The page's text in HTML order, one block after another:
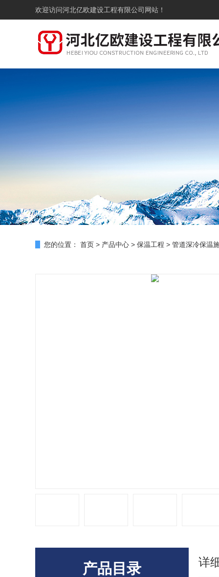
欢迎访问河北亿欧建设工程有限公司网站！
您的位置： 首页 > 产品中心 > 保温工程 > 管道深冷保温
产品目录 详